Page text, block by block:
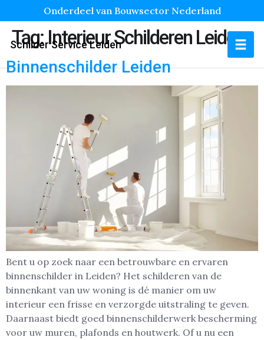
Onderdeel van Bouwsector Nederland
Schilder Service Leiden
Tag:Interieur Schilderen Leiden
Binnenschilder Leiden
Bent u op zoek naar een betrouwbare en ervaren
binnenschilder in Leiden? Het schilderen van de
binnenkant van uw woning is dé manier om uw
interieur een frisse en verzorgde uitstraling te geven.
Daarnaast biedt goed binnenschilderwerk bescherming
voor uw muren, plafonds en houtwerk. Of u nu een